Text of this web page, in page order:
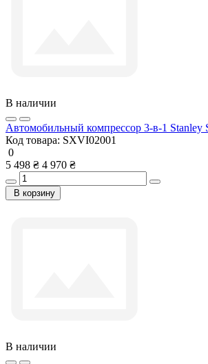
В наличии
Автомобильный компрессор 3-в-1 Stanley
Код товара: SXVI02001
0
5 498 ₴ 4 970 ₴
В корзину
В наличии